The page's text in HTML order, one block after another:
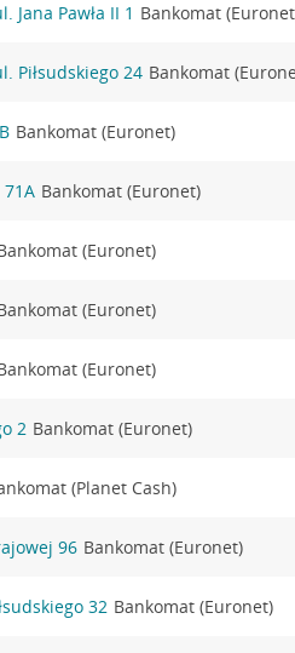
Jana Pawła II 1 Bankomat
Piłsudskiego 24 Bankomat
Bankomat (Euronet)
71A Bankomat (Euronet)
(Euronet)
(Euronet)
(Euronet)
2 Bankomat (Euronet)
(Planet Cash)
96 Bankomat (Euronet)
32 Bankomat (Euronet)